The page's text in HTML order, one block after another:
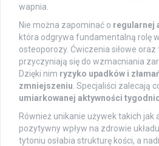
wapnia.
Nie można zapominać o regularnej
która odgrywa fundamentalną rolę
osteoporozy. Ćwiczenia siłowe
przyczyniają się do wzmacniania
Dzięki nim ryzyko upadków i
zmniejszeniu . Specjaliści zalecają
umiarkowanej aktywności
Również unikanie używek takich jak
pozytywny wpływ na zdrowie
tytoniu osłabia strukturę kości, a